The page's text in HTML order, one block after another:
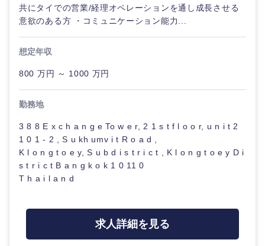
共にタイでの営業/経理オペレーションを通し成長させる
意欲のある方 ・コミュニケーション能力...
想定年収
800 万円 ～ 1000 万円
勤務地
3 8 8 E x c h a n g e To w e r, 2 1 s t f l o o r, u n i t 2
1 0 1 - 2 , S u kh umv i t R o a d ,
K l o n g t o e y, S u b d i s t r i c t , K l o n g t o e y D i
s t r i c t B a n g k o k 1 0 11 0
T h a i l a n d
求人詳細を見る